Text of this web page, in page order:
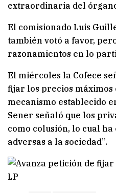
extraordinaria del
El comisionado Luis
también votó a favor,
razonamientos en lo
El miércoles la Cofece
fijar los precios máximos
mecanismo establecido
Sener señaló que los
como colusión, lo cual ha
adversas a la sociedad”.